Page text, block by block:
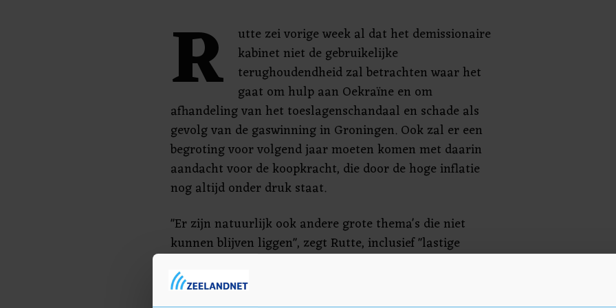
R
utte zei vorige week al dat het demissionaire
kabinet niet de gebruikelijke
terughoudendheid zal betrachten waar het
gaat om hulp aan Oekraïne en om
afhandeling van het toeslagenschandaal en schade als
gevolg van de gaswinning in Groningen. Ook zal er een
begroting voor volgend jaar moeten komen met daarin
aandacht voor de koopkracht, die door de hoge inflatie
nog altijd onder druk staat.
"Er zijn natuurlijk ook andere grote thema's die niet
kunnen blijven liggen", zegt Rutte, inclusief "lastige
controversieel worden verklaard. Dat zou betekenen dat
de Kamer wacht met de behandeling van die